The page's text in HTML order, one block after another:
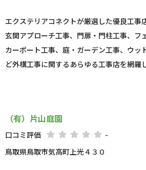
エクステリアコネクトが厳選した優良工事
玄関アプローチ工事、門扉・門柱工事、フ
カーポート工事、庭・ガーデン工事、ウッ
ど外構工事に関するあらゆる工事店を網羅
（有）片山庭園
口コミ評価
-
鳥取県鳥取市気高町上光４３０